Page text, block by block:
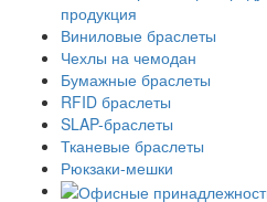
продукция
Виниловые браслеты
Чехлы на чемодан
Бумажные браслеты
RFID браслеты
SLAP-браслеты
Тканевые браслеты
Рюкзаки-мешки